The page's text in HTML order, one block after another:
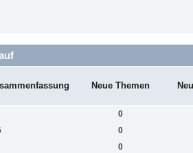
Neue Themen
0
0
0